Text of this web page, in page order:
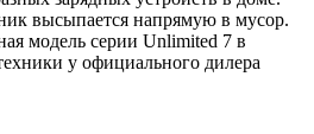
высыпается напрямую в мусор.
модель серии Unlimited 7 в
у официального дилера